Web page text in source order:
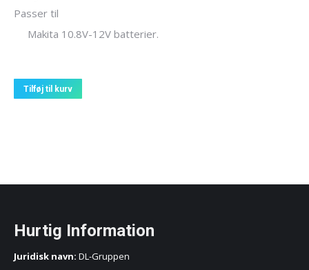
Passer til
Makita 10.8V-12V batterier.
Tilføj til kurv
Hurtig Information
Juridisk navn: DL-Gruppen